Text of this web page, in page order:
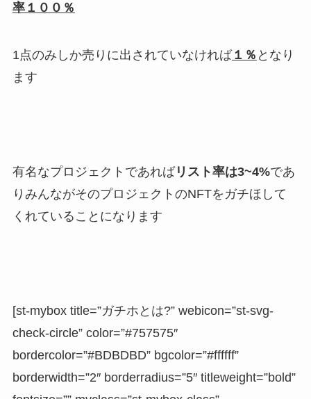
率１００％
1点のみしか売りに出されていなければ１％ となり
ます
有名なプロジェクトであればリスト率は3~4%であ
りみんながそのプロジェクトのNFTをガチほして
くれていることになります
[st-mybox title=”ガチホとは?” webicon=”st-svg-
check-circle” color=”#757575″
bordercolor=”#BDBDBD” bgcolor=”#ffffff”
borderwidth=”2″ borderradius=”5″ titleweight=”bold”